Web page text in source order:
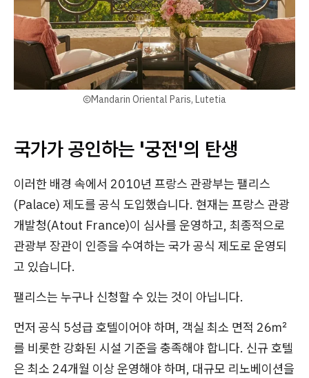
ⒸMandarin Oriental Paris, Lutetia
국가가 공인하는 '궁전'의 탄생
이러한 배경 속에서 2010년 프랑스 관광부는 팰리스
(Palace) 제도를 공식 도입했습니다. 현재는 프랑스 관광
개발청(Atout France)이 심사를 운영하고, 최종적으로
관광부 장관이 인증을 수여하는 국가 공식 제도로 운영되
고 있습니다.
팰리스는 누구나 신청할 수 있는 것이 아닙니다.
먼저 공식 5성급 호텔이어야 하며, 객실 최소 면적 26㎡
를 비롯한 강화된 시설 기준을 충족해야 합니다. 신규 호텔
은 최소 24개월 이상 운영해야 하며, 대규모 리노베이션을